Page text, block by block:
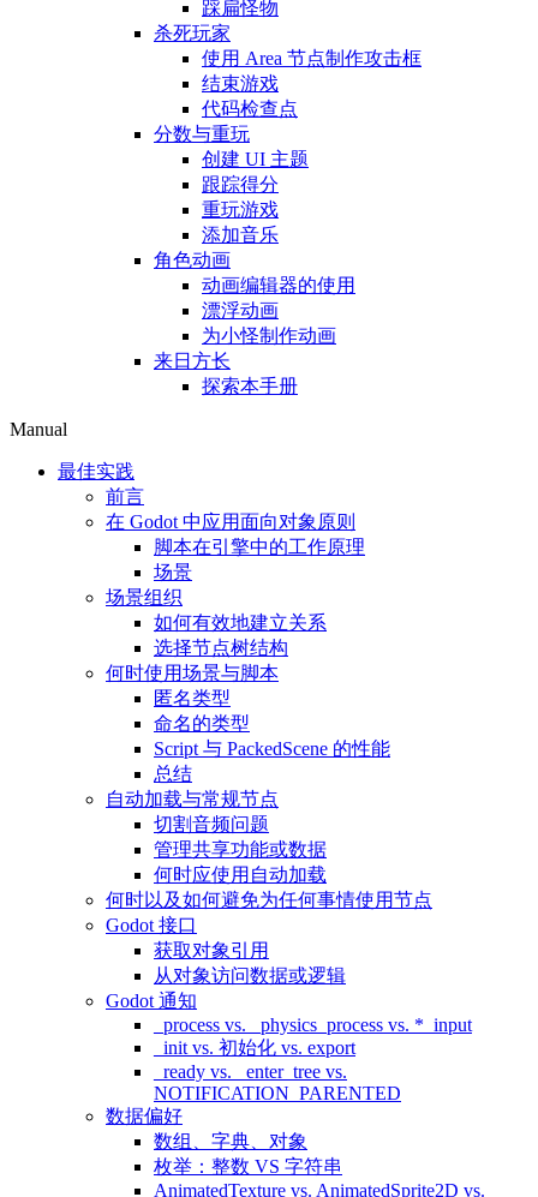
踩扁怪物
杀死玩家
使用 Area 节点制作攻击框
结束游戏
代码检查点
分数与重玩
创建 UI 主题
跟踪得分
重玩游戏
添加音乐
角色动画
动画编辑器的使用
漂浮动画
为小怪制作动画
来日方长
探索本手册
Manual
最佳实践
前言
在 Godot 中应用面向对象原则
脚本在引擎中的工作原理
场景
场景组织
如何有效地建立关系
选择节点树结构
何时使用场景与脚本
匿名类型
命名的类型
Script 与 PackedScene 的性能
总结
自动加载与常规节点
切割音频问题
管理共享功能或数据
何时应使用自动加载
何时以及如何避免为任何事情使用节点
Godot 接口
获取对象引用
从对象访问数据或逻辑
Godot 通知
_process vs. _physics_process vs. *_input
_init vs. 初始化 vs. export
_ready vs. _enter_tree vs.
NOTIFICATION_PARENTED
数据偏好
数组、字典、对象
枚举：整数 VS 字符串
AnimatedTexture vs. AnimatedSprite2D vs.